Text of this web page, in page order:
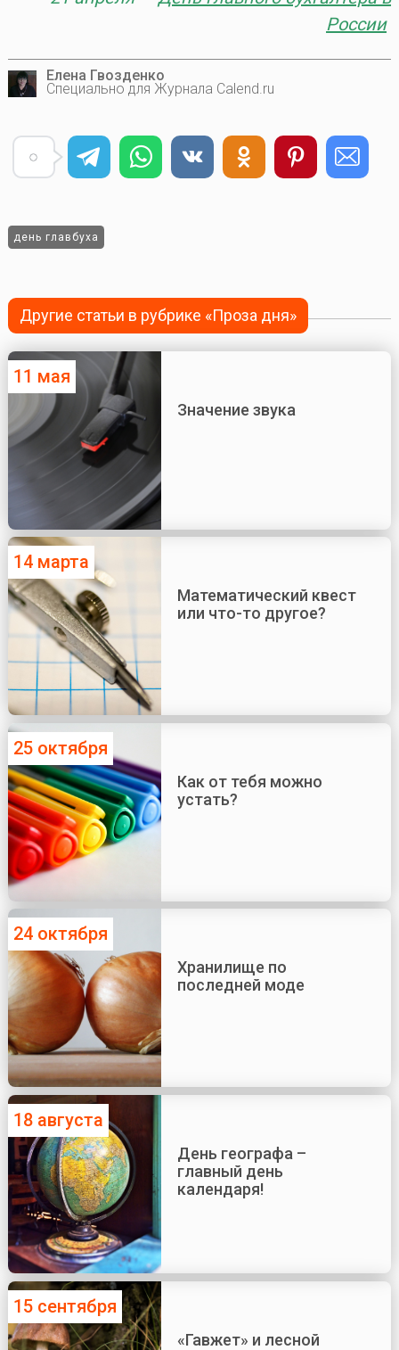
России
Елена Гвозденко
Специально для Журнала Calend.ru
день главбуха
Другие статьи в рубрике «Проза дня»
11 мая
Значение звука
14 марта
Математический квест
или что-то другое?
25 октября
Как от тебя можно
устать?
24 октября
Хранилище по
последней моде
18 августа
День географа –
главный день
календаря!
15 сентября
«Гавжет» и лесной